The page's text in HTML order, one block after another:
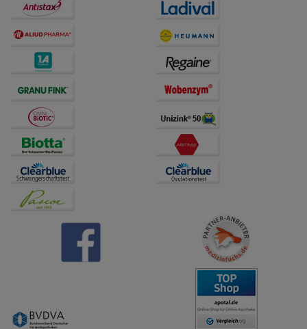
Verhaltensweisen (z.B. Spracheinstellung)
anzupassen. Komfort-Cookies ermöglichen es uns
auch auf Ihre Bedürfnisse zugeschrittene Inhalte
anzuzeigen und unser Partnerprogramm zu
betreiben.
Informationen über die Art und Weise der Nutzung
unserer Website sammeln, mit deren Hilfe wir unsere
Website weiter für Sie optimieren können, den Inhalt
auf unserer Website aber auch die Werbung auf
Drittseiten möglichst relevant für Sie zu gestalten.
Bitte beachten Sie, dass Daten hierfür teilweise an
Dritte wie z.B. Google oder soziale Medien
übertragen werden.